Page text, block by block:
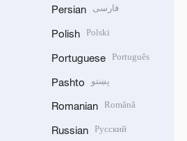
Persian فارسی
Polish Polski
Portuguese Português
Pashto پښتو
Romanian Română
Russian Русский